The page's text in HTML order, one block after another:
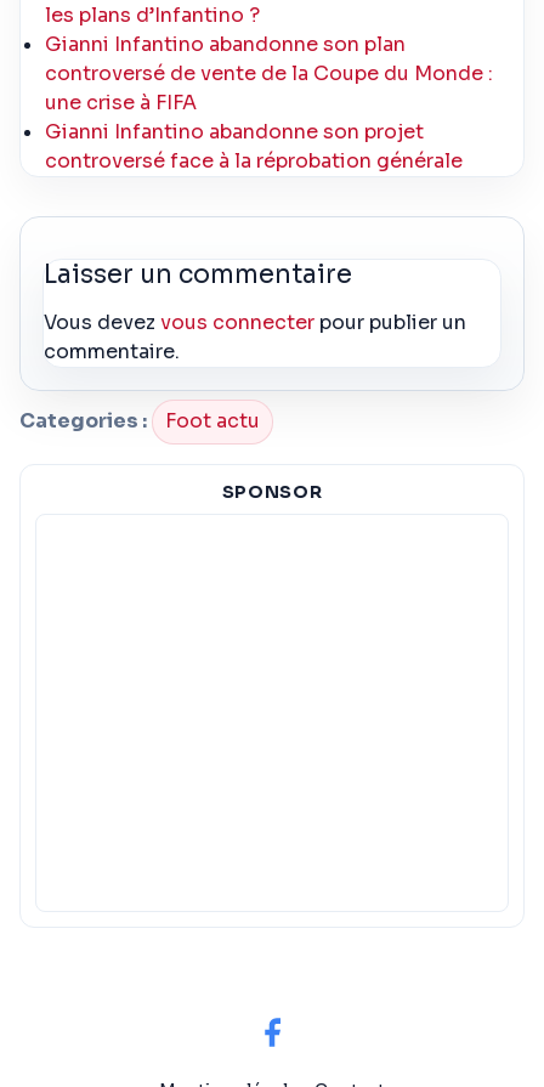
les plans d’Infantino ?
Gianni Infantino abandonne son plan
controversé de vente de la Coupe du Monde :
une crise à FIFA
Gianni Infantino abandonne son projet
controversé face à la réprobation générale
Laisser un commentaire
Vous devezvous connecter pour publier un
commentaire.
Categories : Foot actu
SPONSOR